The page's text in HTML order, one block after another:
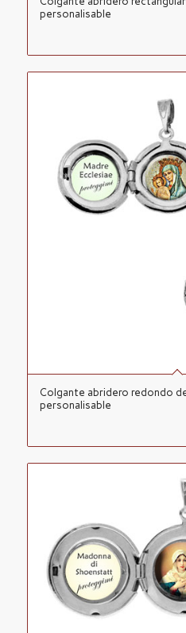
personalisable
Colgante abridero redondo
personalisable